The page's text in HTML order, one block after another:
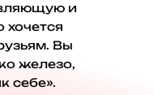
и
хочется
Вы
железо,
себе».